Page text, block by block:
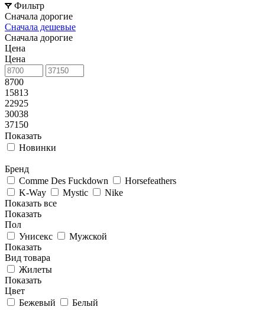
Фильтр
Сначала дорогие
Сначала дешевые
Сначала дорогие
Цена
Цена
8700
15813
22925
30038
37150
Показать
Новинки
Бренд
Comme Des Fuckdown
Horsefeathers
K-Way
Mystic
Nike
Показать все
Показать
Пол
Унисекс
Мужской
Показать
Вид товара
Жилеты
Показать
Цвет
Бежевый
Белый